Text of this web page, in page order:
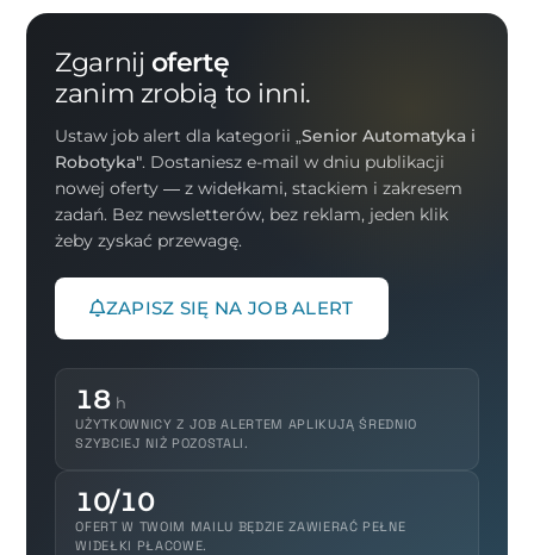
Zgarnij ofertę
zanim zrobią to inni.
Ustaw job alert dla kategorii„Senior Automatyka i
Robotyka". Dostaniesz e-mail w dniu publikacji
nowej oferty — z widełkami, stackiem i zakresem
zadań. Bez newsletterów, bez reklam, jeden klik
żeby zyskać przewagę.
ZAPISZ SIĘ NA JOB ALERT
18 h
UŻYTKOWNICY Z JOB ALERTEM APLIKUJĄ ŚREDNIO
SZYBCIEJ NIŻ POZOSTALI.
10/10
OFERT W TWOIM MAILU BĘDZIE ZAWIERAĆ PEŁNE
WIDEŁKI PŁACOWE.